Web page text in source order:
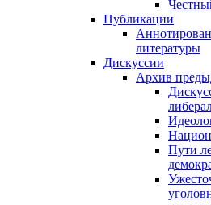
Публикации
литературы
Дискуссии
Архив
Пути